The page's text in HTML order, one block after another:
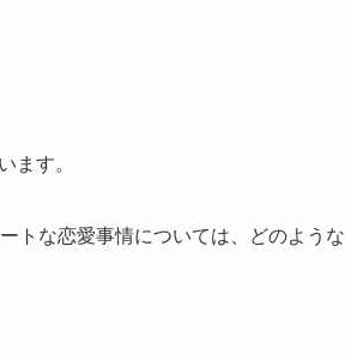
ます。
トな恋愛事情については、どのような